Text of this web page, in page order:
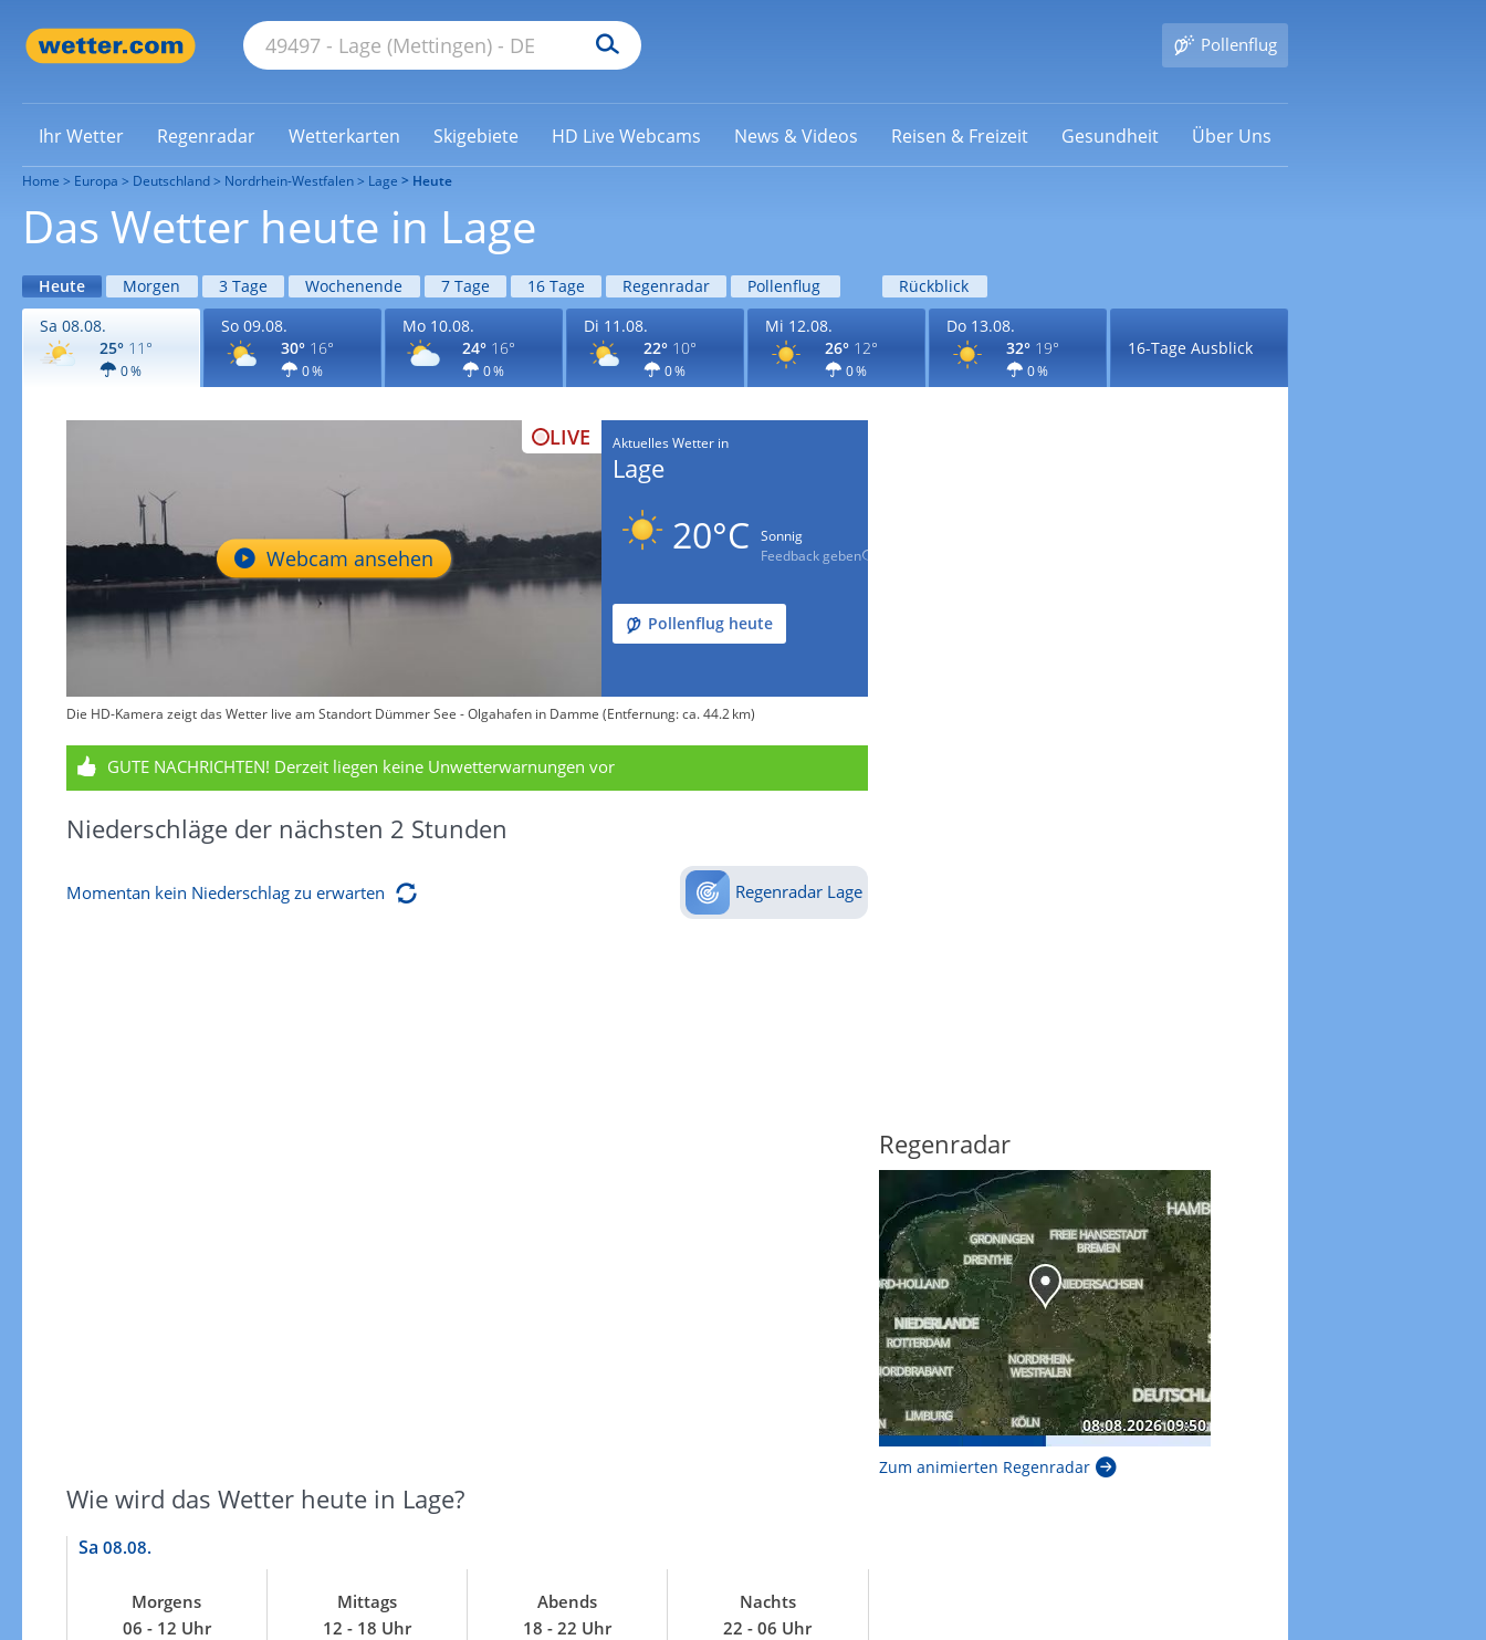
Pollenflug
Ihr Wetter Regenradar Wetterkarten Skigebiete HD Live Webcams News & Videos Reisen & Freizeit Gesundheit Über Uns
Home Europa Deutschland Nordrhein-Westfalen Lage Heute
Das Wetter heute in Lage
Heute Morgen 3 Tage Wochenende 7 Tage 16 Tage Regenradar Pollenflug
Rückblick
Sa 08.08.
25° 11°
0 %
So 09.08.
30° 16°
0 %
Mo 10.08.
24° 16°
0 %
Di 11.08.
22° 10°
0 %
Mi 12.08.
26° 12°
0 %
Do 13.08.
32° 19°
0 %
16-Tage Ausblick
LIVE
Webcam ansehen
Aktuelles Wetter in
Lage
20°C
Sonnig
Feedback geben
Pollenflug heute
Die HD-Kamera zeigt das Wetter live am Standort Dümmer See - Olgahafen in Damme (Entfernung: ca. 44.2 km)
GUTE NACHRICHTEN! Derzeit liegen keine Unwetterwarnungen vor
Niederschläge der nächsten 2 Stunden
Momentan kein Niederschlag zu erwarten Regenradar Lage
Wie wird das Wetter heute in Lage?
Sa 08.08.
Morgens
06 - 12 Uhr
Mittags
12 - 18 Uhr
Abends
18 - 22 Uhr
Nachts
22 - 06 Uhr
Regenradar
Zum animierten Regenradar